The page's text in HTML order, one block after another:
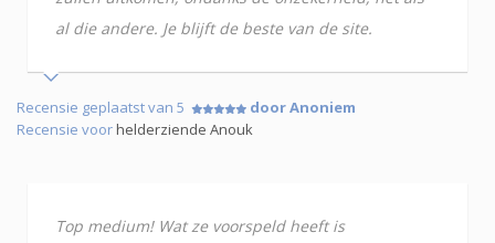
al die andere. Je blijft de beste van de site.
Recensie geplaatst van 5
door Anoniem
Recensie voorhelderziende Anouk
Top medium! Wat ze voorspeld heeft is